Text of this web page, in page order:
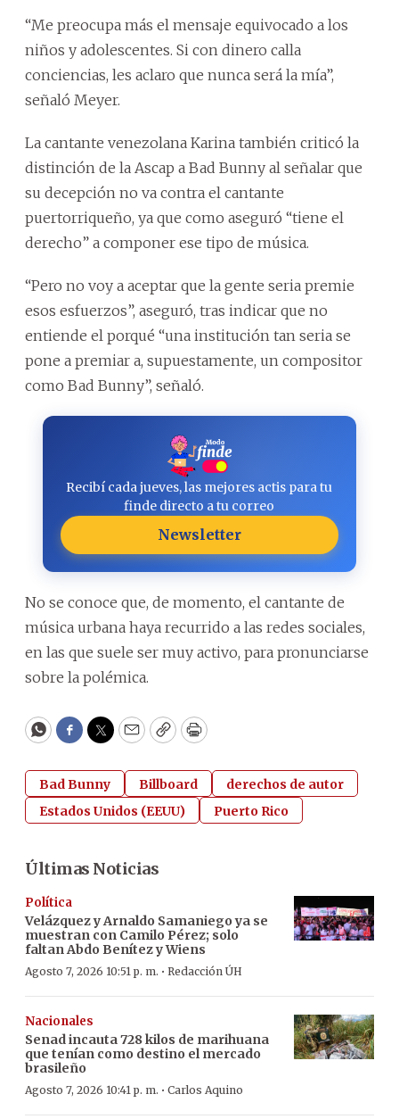
“Me preocupa más el mensaje equivocado a los
niños y adolescentes. Si con dinero calla
conciencias, les aclaro que nunca será la mía”,
señaló Meyer.
La cantante venezolana Karina también criticó la
distinción de la Ascap a Bad Bunny al señalar que
su decepción no va contra el cantante
puertorriqueño, ya que como aseguró “tiene el
derecho” a componer ese tipo de música.
“Pero no voy a aceptar que la gente seria premie
esos esfuerzos”, aseguró, tras indicar que no
entiende el porqué “una institución tan seria se
pone a premiar a, supuestamente, un compositor
como Bad Bunny”, señaló.
Recibí cada jueves, las mejores actis para tu
finde directo a tu correo
Newsletter
No se conoce que, de momento, el cantante de
música urbana haya recurrido a las redes sociales,
en las que suele ser muy activo, para pronunciarse
sobre la polémica.
WhatsApp
Facebook
Twitter
EmailCopyPrint
Bad Bunny Billboard
derechos de autor
Estados Unidos (EEUU)
Puerto Rico
Últimas Noticias
Política
Velázquez y Arnaldo Samaniego ya se
muestran con Camilo Pérez; solo
faltan Abdo Benítez y Wiens
Agosto 7, 2026 10:51 p. m. · Redacción ÚH
Nacionales
Senad incauta 728 kilos de marihuana
que tenían como destino el mercado
brasileño
Agosto 7, 2026 10:41 p. m. · Carlos Aquino